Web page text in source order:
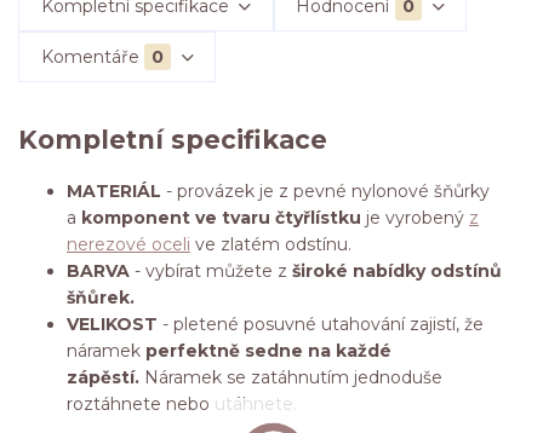
Kompletní specifikace Hodnocení 0
Komentáře 0
Kompletní specifikace
MATERIÁL - provázek je z pevné nylonové šňůrky
a komponent ve tvaru čtyřlístku je vyrobený z
nerezové oceli ve zlatém odstínu.
BARVA - vybírat můžete z široké nabídky odstínů
šňůrek.
VELIKOST - pletené posuvné utahování zajistí, že
náramek perfektně sedne na každé
zápěstí. Náramek se zatáhnutím jednoduše
roztáhnete nebo utáhnete.